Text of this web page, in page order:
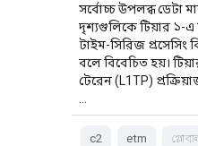
সর্বোচ্চ উপলব্ধ ডেটা
দৃশ্যগুলিকে টিয়ার ১-এ
টাইম-সিরিজ প্রসেসিং
বলে বিবেচিত হয়।
টেরেন (L1TP)
c2 etm